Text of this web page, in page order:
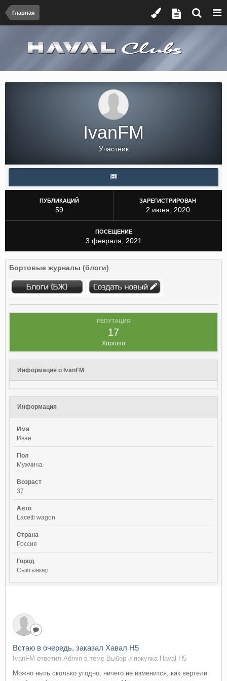
Главная
IvanFM
Участник
ПУБЛИКАЦИЙ
59
ЗАРЕГИСТРИРОВАН
2 июня, 2020
ПОСЕЩЕНИЕ
3 февраля, 2021
Бортовые журналы (блоги)
РЕПУТАЦИЯ
17
Хорошо
Информация о IvanFM
Информация
Имя
Иван
Пол
Мужчина
Возраст
37
Авто
Lacetti wagon
Страна
Россия
Город
Сыктывкар
Встаю в очередь, заказал Хавал Н5
IvanFM ответил Admin в теме Выбор и покупка Haval H5
Можно ныть сколько угодно, ничего не изменится, как вертели